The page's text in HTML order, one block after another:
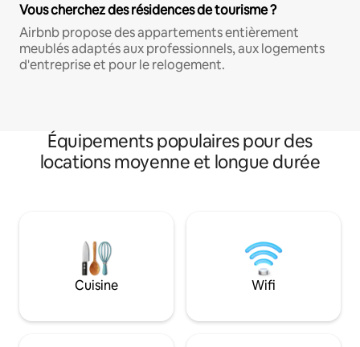
Vous cherchez des résidences de tourisme ?
Airbnb propose des appartements entièrement
meublés adaptés aux professionnels, aux logements
d'entreprise et pour le relogement.
Équipements populaires pour des
locations moyenne et longue durée
Cuisine Wifi